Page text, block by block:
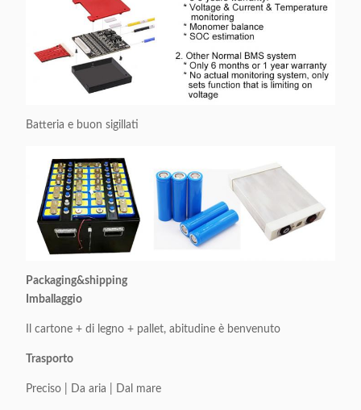
Batteria e buon sigillati
Packaging&shipping
Imballaggio
Il cartone + di legno + pallet, abitudine è benvenuto
Trasporto
Preciso | Da aria | Dal mare